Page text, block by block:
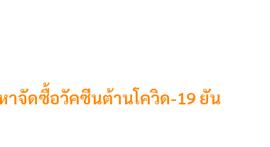
จัดซื้อวัคซีนต้านโควิด-19 ยัน